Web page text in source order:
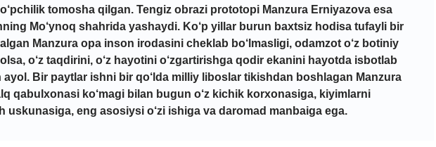
tomosha qilgan. Tengiz obrazi prototopi Manzura Erniyazova esa
Mo‘ynoq shahrida yashaydi. Ko‘p yillar burun baxtsiz hodisa tufayli bir
Manzura opa inson irodasini cheklab bo‘lmasligi, odamzot o‘z botiniy
o‘z taqdirini, o‘z hayotini o‘zgartirishga qodir ekanini hayotda isbotlab
ayol. Bir paytlar ishni bir qo‘lda milliy liboslar tikishdan boshlagan Manzura
qabulxonasi ko‘magi bilan bugun o‘z kichik korxonasiga, kiyimlarni
uskunasiga, eng asosiysi o‘zi ishiga va daromad manbaiga ega.